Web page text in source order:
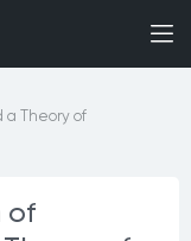
a Theory of
of